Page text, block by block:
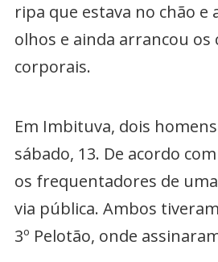
ripa que estava no chão
olhos e ainda arrancou
corporais.
Em Imbituva, dois
sábado, 13. De acordo
os frequentadores de
via pública. Ambos
3º Pelotão, onde